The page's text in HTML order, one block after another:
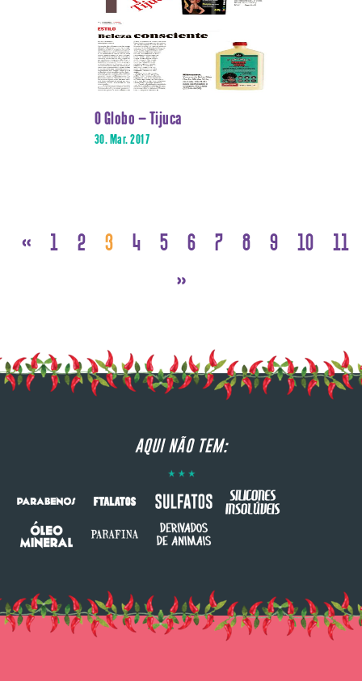
O Globo – Tijuca
30. Mar. 2017
« 1 2 3 4 5 6 7 8 9 10 11
»
AQUI NÃO TEM: